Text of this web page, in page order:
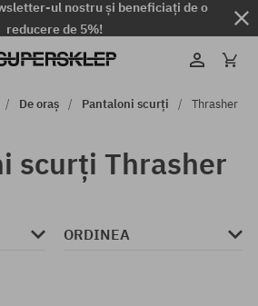
ul nostru și beneficiați de o
reducere de 5%!
De oraș Pantaloni scurți Thrasher
scurți Thrasher
ORDINEA